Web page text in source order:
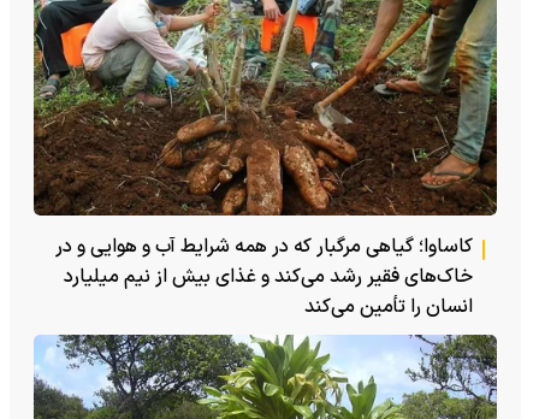
کاساوا؛ گیاهی مرگبار که در همه شرایط آب و هوایی و در
خاک‌های فقیر رشد می‌کند و غذای بیش از نیم میلیارد
انسان را تأمین می‌کند